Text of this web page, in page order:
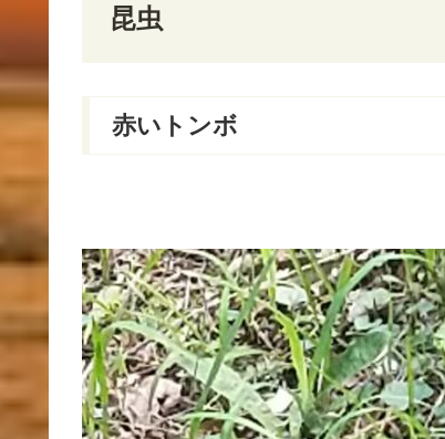
昆虫
赤いトンボ